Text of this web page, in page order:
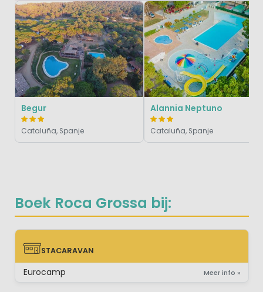
Boek Roca Grossa bij:
STACARAVAN
STACARAVAN
Eurocamp Meer info »
Begur
Cataluña, Spanje
Alannia Neptuno
Cataluña, Spanje